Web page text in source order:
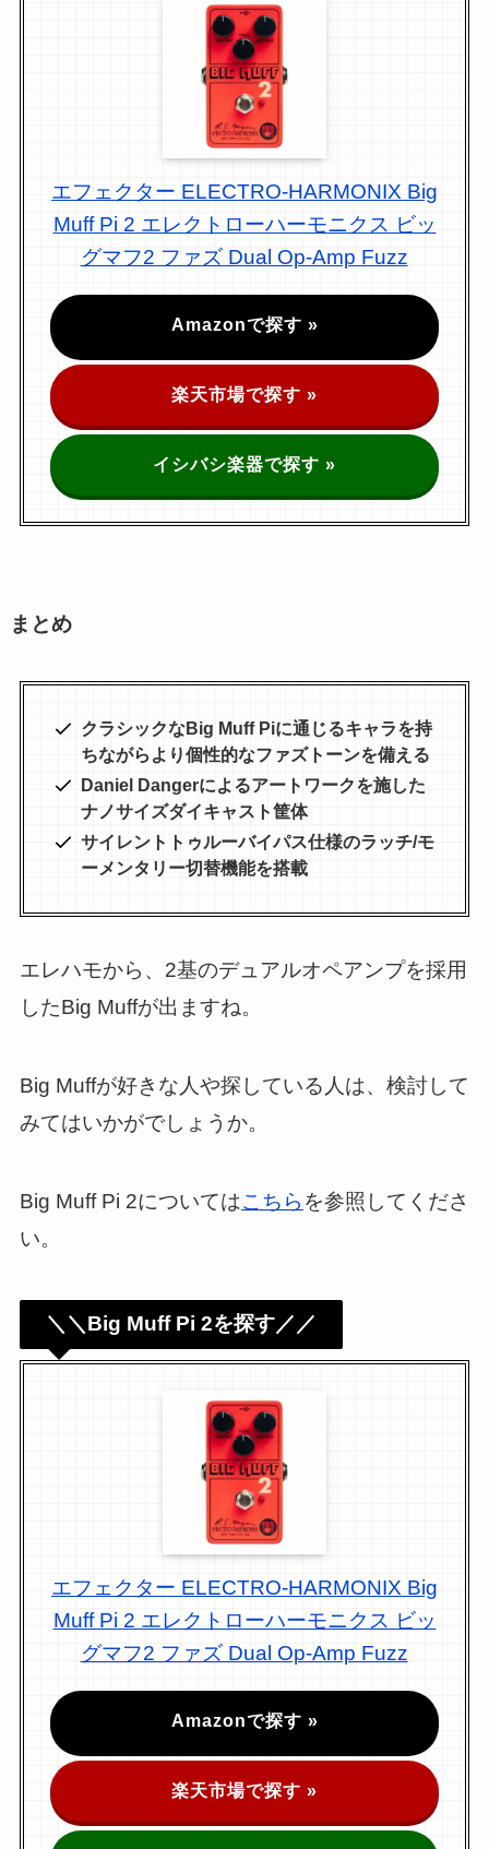
エフェクター ELECTRO-HARMONIX Big
Muff Pi 2 エレクトローハーモニクス ビッ
グマフ2 ファズ Dual Op-Amp Fuzz
Amazonで探す »
楽天市場で探す »
イシバシ楽器で探す »
まとめ
クラシックなBig Muff Piに通じるキャラを持
ちながらより個性的なファズトーンを備える
Daniel Dangerによるアートワークを施した
ナノサイズダイキャスト筐体
サイレントトゥルーバイパス仕様のラッチ/モ
ーメンタリー切替機能を搭載
エレハモから、2基のデュアルオペアンプを採用
したBig Muffが出ますね。
Big Muffが好きな人や探している人は、検討して
みてはいかがでしょうか。
Big Muff Pi 2についてはこちら を参照してくださ
い。
＼＼Big Muff Pi 2を探す／／
エフェクター ELECTRO-HARMONIX Big
Muff Pi 2 エレクトローハーモニクス ビッ
グマフ2 ファズ Dual Op-Amp Fuzz
Amazonで探す »
楽天市場で探す »